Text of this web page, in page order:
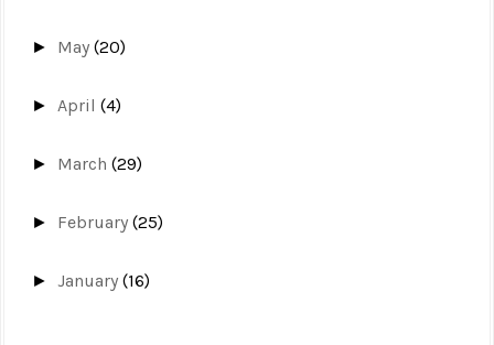
► May(20)
► April(4)
► March(29)
► February(25)
►January(16)